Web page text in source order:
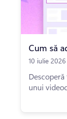
Cum să
10 iulie 2026
unui